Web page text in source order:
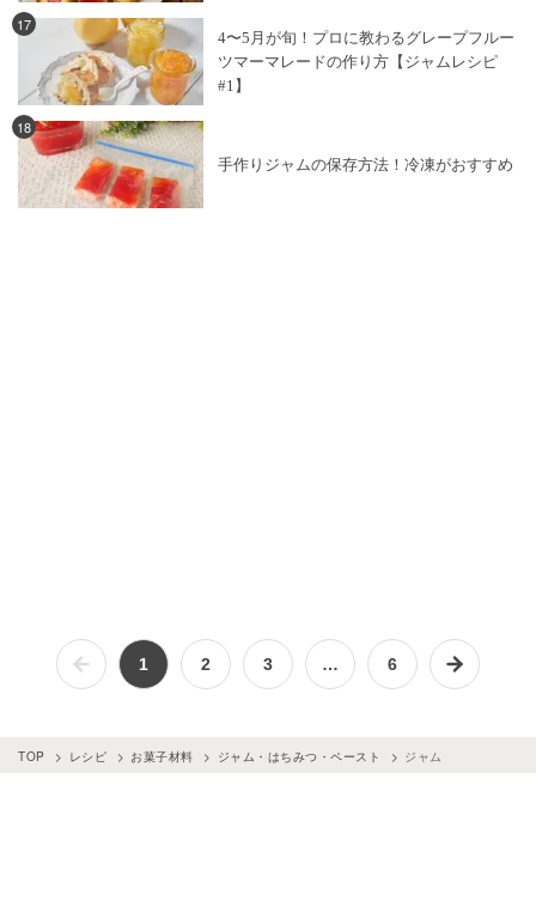
17
4〜5月が旬！プロに教わるグレープフルー
ツマーマレードの作り方【ジャムレシピ
#1】
18
手作りジャムの保存方法！冷凍がおすすめ
1 2 3 … 6
TOP レシピ お菓子材料 ジャム・はちみつ・ペースト ジャム